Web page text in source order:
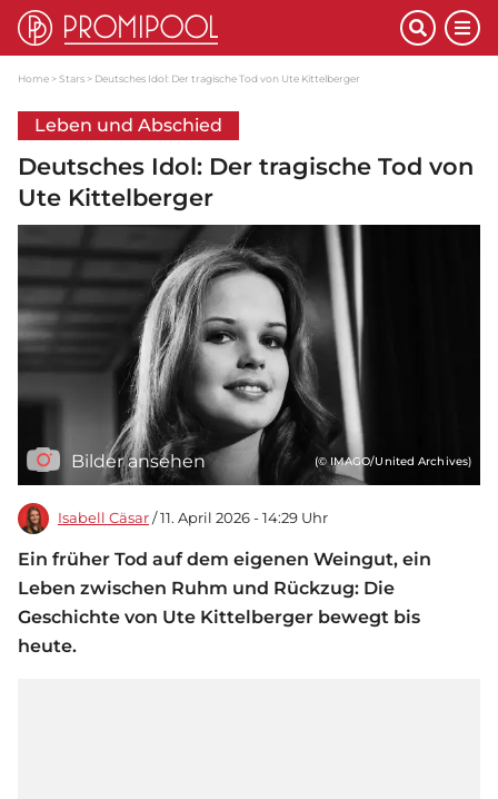
Home Stars Deutsches Idol: Der tragische Tod von Ute Kittelberger
Leben und Abschied
Deutsches Idol: Der tragische Tod von
Ute Kittelberger
Bilder ansehen (© IMAGO/United Archives)
Isabell Cäsar / 11. April 2026 - 14:29 Uhr
Ein früher Tod auf dem eigenen Weingut, ein
Leben zwischen Ruhm und Rückzug: Die
Geschichte von Ute Kittelberger bewegt bis
heute.